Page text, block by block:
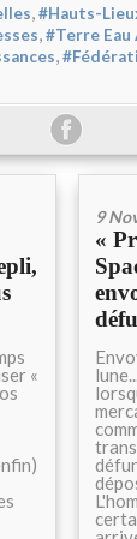
,#Hauts-
,#Terre Eau
,
«
9
«